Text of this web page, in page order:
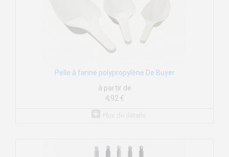
Pelle à farine polypropylène De Buyer
à partir de
4,92 €